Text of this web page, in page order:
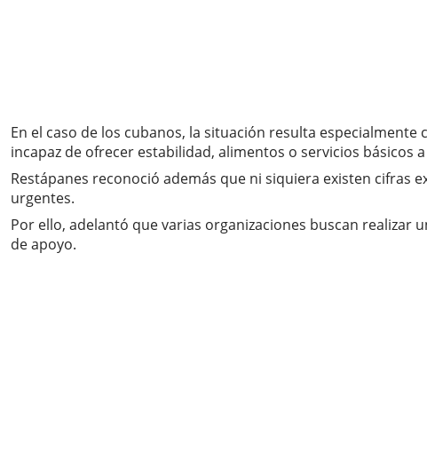
En el caso de los cubanos, la situación resulta
incapaz de ofrecer estabilidad, alimentos o servicios básicos
Restápanes reconoció además que ni siquiera existen cifras
urgentes.
Por ello, adelantó que varias organizaciones buscan
de apoyo.